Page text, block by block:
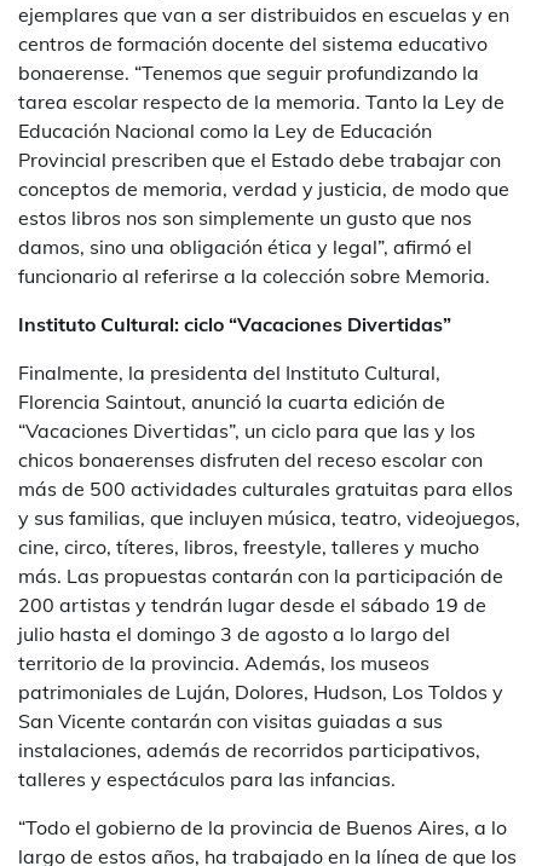
ejemplares que van a ser distribuidos en escuelas y en
centros de formación docente del sistema educativo
bonaerense. “Tenemos que seguir profundizando la
tarea escolar respecto de la memoria. Tanto la Ley de
Educación Nacional como la Ley de Educación
Provincial prescriben que el Estado debe trabajar con
conceptos de memoria, verdad y justicia, de modo que
estos libros nos son simplemente un gusto que nos
damos, sino una obligación ética y legal”, afirmó el
funcionario al referirse a la colección sobre Memoria.
Instituto Cultural: ciclo “Vacaciones Divertidas”
Finalmente, la presidenta del Instituto Cultural,
Florencia Saintout, anunció la cuarta edición de
“Vacaciones Divertidas”, un ciclo para que las y los
chicos bonaerenses disfruten del receso escolar con
más de 500 actividades culturales gratuitas para ellos
y sus familias, que incluyen música, teatro, videojuegos,
cine, circo, títeres, libros, freestyle, talleres y mucho
más. Las propuestas contarán con la participación de
200 artistas y tendrán lugar desde el sábado 19 de
julio hasta el domingo 3 de agosto a lo largo del
territorio de la provincia. Además, los museos
patrimoniales de Luján, Dolores, Hudson, Los Toldos y
San Vicente contarán con visitas guiadas a sus
instalaciones, además de recorridos participativos,
talleres y espectáculos para las infancias.
“Todo el gobierno de la provincia de Buenos Aires, a lo
largo de estos años, ha trabajado en la línea de que los